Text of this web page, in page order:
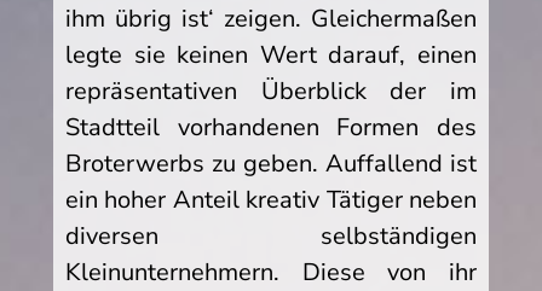
ihm übrig ist‘ zeigen. Gleichermaßen
legte sie keinen Wert darauf, einen
repräsentativen Überblick der im
Stadtteil vorhandenen Formen des
Broterwerbs zu geben. Auffallend ist
ein hoher Anteil kreativ Tätiger neben
diversen selbständigen
Kleinunternehmern. Diese von ihr